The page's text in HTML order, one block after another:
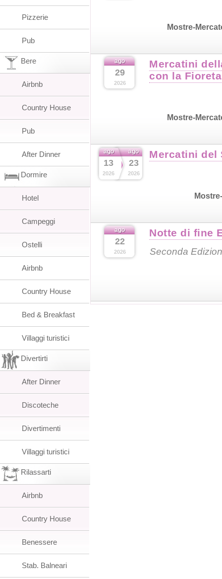
Mostre-
ago
29
2026
Mercatini
con la Fioreta
Mostre-
ago
13
2026
ago
23
2026
Mercatini del
ago
22
2026
Notte di fine
Seconda
Pizzerie
Pub
Bere
Airbnb
Country House
Pub
After Dinner
Dormire
Hotel
Campeggi
Ostelli
Airbnb
Country House
Bed & Breakfast
Villaggi turistici
Divertirti
After Dinner
Discoteche
Divertimenti
Villaggi turistici
Rilassarti
Airbnb
Country House
Benessere
Stab. Balneari